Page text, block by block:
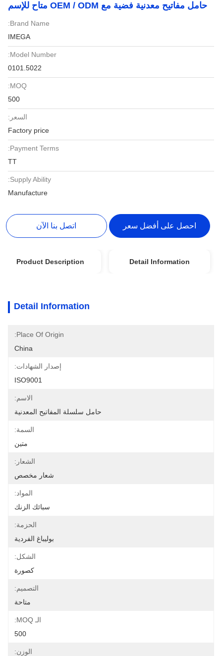
حامل مفاتيح معدنية فضية مع OEM / ODM متاح للإسم
Brand Name:
IMEGA
Model Number:
0101.5022
MOQ:
500
السعر:
Factory price
Payment Terms:
TT
Supply Ability:
Manufacture
احصل على أفضل سعر اتصل بنا الآن
Detail Information
Product Description
Detail Information
Place Of Origin:
China
إصدار الشهادات:
ISO9001
الاسم:
حامل سلسلة المفاتيح المعدنية
السمة:
متين
الشعار:
شعار مخصص
المواد:
سبائك الزنك
الحزمة:
بوليباغ الفردية
الشكل:
كصورة
التصميم:
متاحة
الـ MOQ:
500
الوزن: